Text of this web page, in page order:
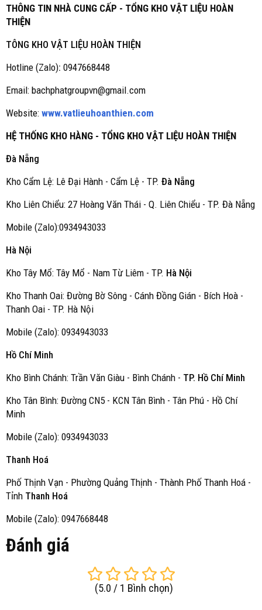
THÔNG TIN NHÀ CUNG CẤP - TỔNG KHO VẬT LIỆU HOÀN
THIỆN
TÔNG KHO VẬT LIỆU HOÀN THIỆN
Hotline (Zalo): 0947668448
Email: bachphatgroupvn@gmail.com
Website: www.vatlieuhoanthien.com
HỆ THỐNG KHO HÀNG - TỔNG KHO VẬT LIỆU HOÀN THIỆN
Đà Nẵng
Kho Cẩm Lệ: Lê Đại Hành - Cẩm Lệ - TP. Đà Nẵng
Kho Liên Chiểu: 27 Hoàng Văn Thái - Q. Liên Chiểu - TP. Đà Nẵng
Mobile (Zalo):0934943033
Hà Nội
Kho Tây Mổ: Tây Mổ - Nam Từ Liêm - TP. Hà Nội
Kho Thanh Oai: Đường Bờ Sông - Cánh Đồng Gián - Bích Hoà -
Thanh Oai - TP. Hà Nội
Mobile (Zalo): 0934943033
Hồ Chí Minh
Kho Bình Chánh: Trần Văn Giàu - Bình Chánh - TP. Hồ Chí Minh
Kho Tân Bình: Đường CN5 - KCN Tân Bình - Tân Phú - Hồ Chí
Minh
Mobile (Zalo): 0934943033
Thanh Hoá
Phố Thịnh Vạn - Phường Quảng Thịnh - Thành Phố Thanh Hoá -
Tỉnh Thanh Hoá
Mobile (Zalo): 0947668448
Đánh giá
(5.0 / 1 Bình chọn)